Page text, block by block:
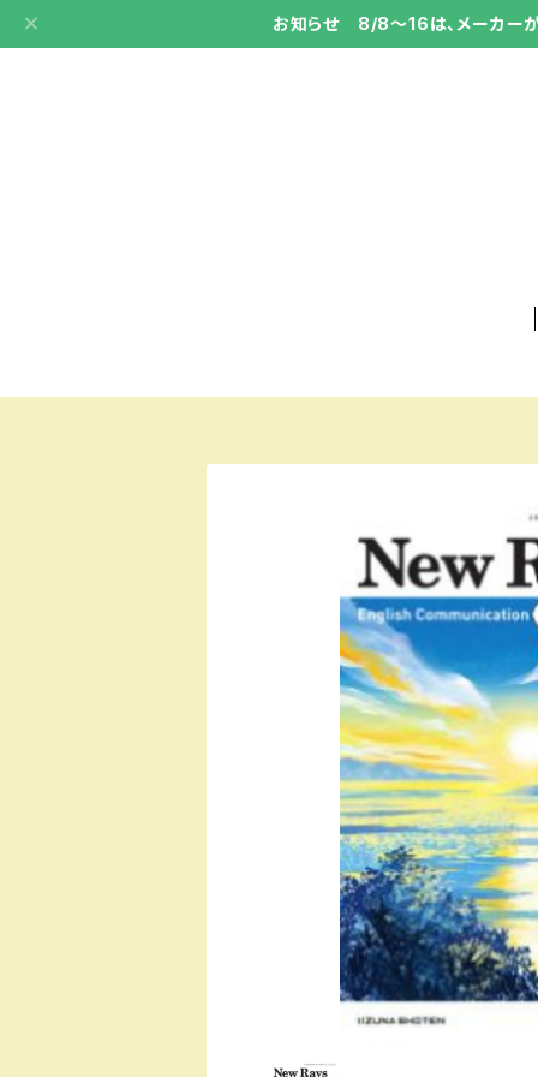
お知らせ 8/8～16は、メーカーが